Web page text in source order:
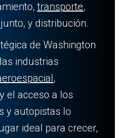
transporte,
y distribución.
de Washington
industrias
,
el acceso a los
y autopistas lo
ideal para crecer,